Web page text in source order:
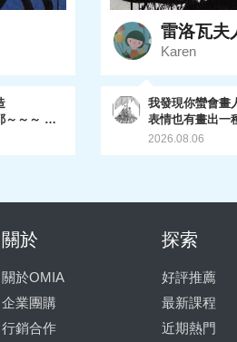
～～～ 兩
平衡，
我的課只
畫。
，可以上
雷洛瓦夫
Karen
我發現你蠻會畫
表情也有畫出一
棘都處理的不錯
2026.08.06
關於
關於OMIA
企業團購
行銷合作
探索
好評推薦
最新課程
近期熱門